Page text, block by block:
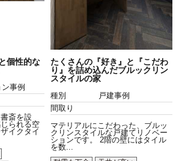
個性的な
事例
斎を設
られる空
イクタイ
たくさんの『好き』と『こだわ
り』を詰め込んだブルックリン
スタイルの家
種別
戸建事例
間取り
マテリアルにこだわった、ブルッ
クリンスタイルな戸建てリノベー
ションです。 2階の壁にはタイル
を数...